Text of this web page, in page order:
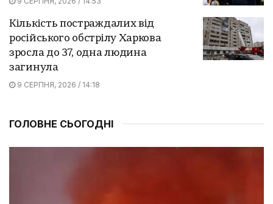
Кількість постраждалих від
російського обстрілу Харкова
зросла до 37, одна людина
загинула
9 СЕРПНЯ, 2026 / 14:18
ГОЛОВНЕ СЬОГОДНІ